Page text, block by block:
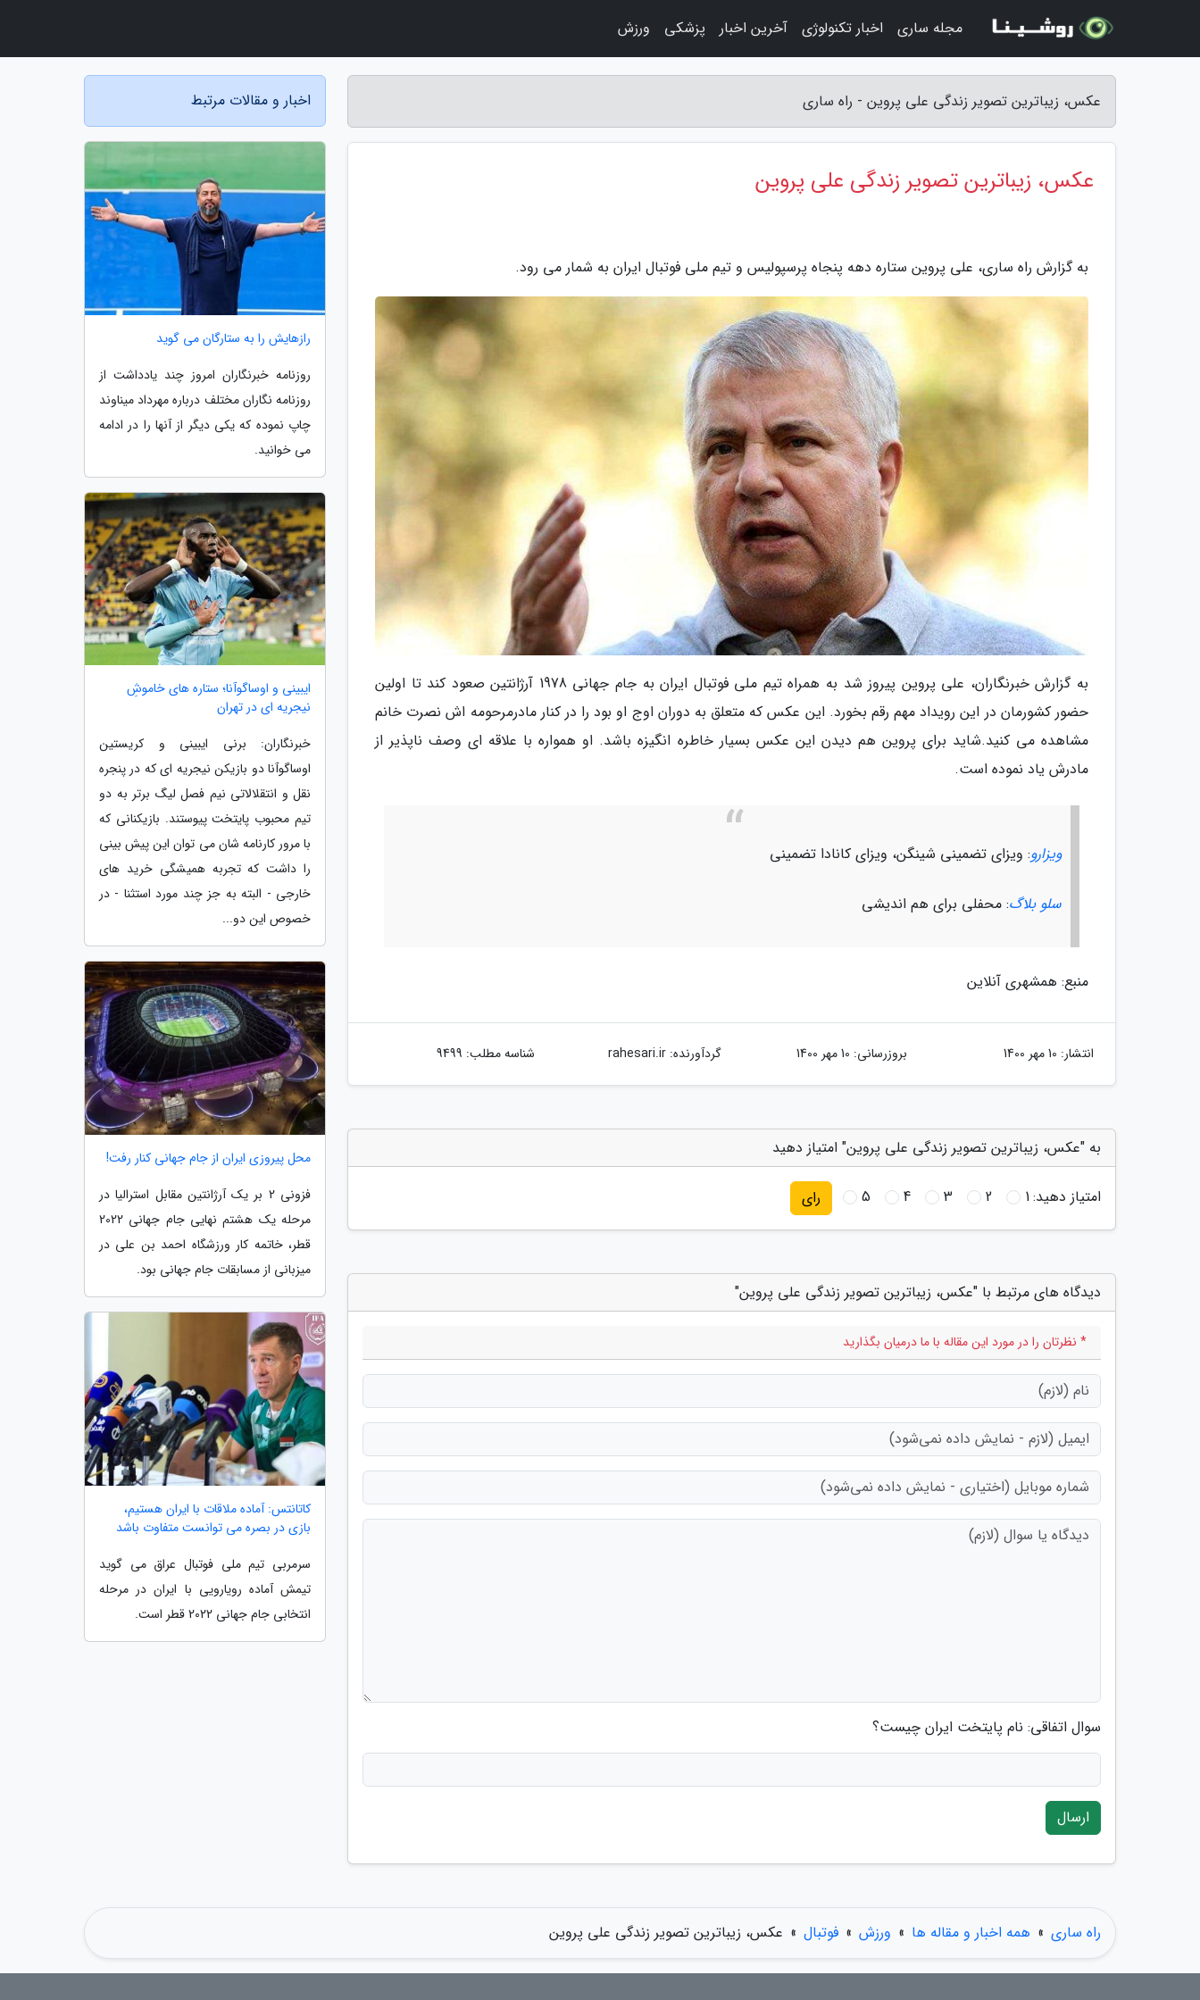
عکس، زیباترین تصویر زندگی علی پروین - راه ساری
عکس، زیباترین تصویر زندگی علی پروین
به گزارش راه ساری، علی پروین ستاره دهه پنجاه پرسپولیس و تیم ملی فوتبال ایران به شمار می رود.
به گزارش خبرنگاران، علی پروین پیروز شد به همراه تیم ملی فوتبال ایران به جام جهانی 1978 آرژانتین صعود کند تا اولین
حضور کشورمان در این رویداد مهم رقم بخورد. این عکس که متعلق به دوران اوج او بود را در کنار مادرمرحومه اش نصرت خانم
مشاهده می کنید.شاید برای پروین هم دیدن این عکس بسیار خاطره انگیزه باشد. او همواره با علاقه ای وصف ناپذیر از
مادرش یاد نموده است.
ویزارو: ویزای تضمینی شینگن، ویزای کانادا تضمینی
سلو بلاگ: محفلی برای هم اندیشی
منبع: همشهری آنلاین
انتشار: 10 مهر 1400 بروزرسانی: 10 مهر 1400 گردآورنده:rahesari.ir شناسه مطلب: 9499
به "عکس، زیباترین تصویر زندگی علی پروین" امتیاز دهید
امتیاز دهید:1
2
3
4
5 رای
دیدگاه های مرتبط با "عکس، زیباترین تصویر زندگی علی پروین"
* نظرتان را در مورد این مقاله با ما درمیان بگذارید
سوال اتفاقی: نام پایتخت ایران چیست؟
ارسال
اخبار و مقالات مرتبط
رازهایش را به ستارگان می گوید
روزنامه خبرنگاران امروز چند یادداشت از
روزنامه نگاران مختلف درباره مهرداد میناوند
چاپ نموده که یکی دیگر از آنها را در ادامه
می خوانید.
ایبینی و اوساگوآنا؛ ستاره های خاموشِ
نیجریه ای در تهران
خبرنگاران: برنی ایبینی و کریستین
اوساگوآنا دو بازیکن نیجریه ای که در پنجره
نقل و انتقلالاتی نیم فصل لیگ برتر به دو
تیم محبوب پایتخت پیوستند. بازیکنانی که
با مرور کارنامه شان می توان این پیش بینی
را داشت که تجربه همیشگی خرید های
خارجی - البته به جز چند مورد استثنا - در
خصوص این دو...
محل پیروزی ایران از جام جهانی کنار رفت!
فزونی 2 بر یک آرژانتین مقابل استرالیا در
مرحله یک هشتم نهایی جام جهانی 2022
قطر، خاتمه کار ورزشگاه احمد بن علی در
میزبانی از مسابقات جام جهانی بود.
کاتانتس: آماده ملاقات با ایران هستیم،
بازی در بصره می توانست متفاوت باشد
سرمربی تیم ملی فوتبال عراق می گوید
تیمش آماده رویارویی با ایران در مرحله
انتخابی جام جهانی 2022 قطر است.
راه ساری » همه اخبار و مقاله ها » ورزش » فوتبال » عکس، زیباترین تصویر زندگی علی پروین
مجله ساری اخبار تکنولوژی آخرین اخبار پزشکی ورزش